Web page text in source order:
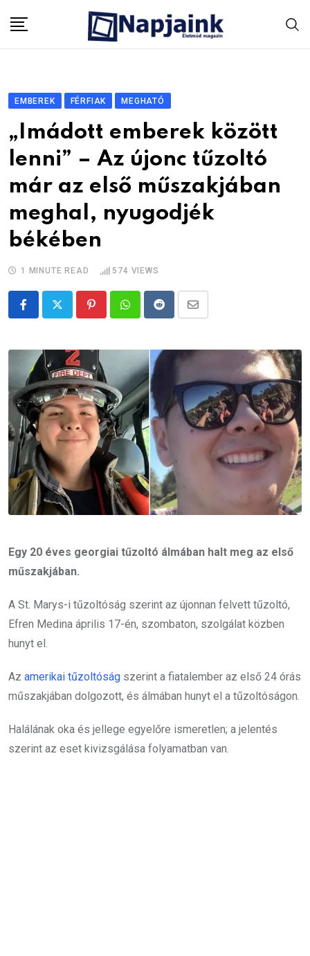
EMBEREK FÉRFIAK MEGHATÓ
„Imádott emberek között
lenni” – Az újonc tűzoltó
már az első műszakjában
meghal, nyugodjék
békében
1 MINUTE READ 574 VIEWS
PinterestWhatsappRedditShare
Email
Egy 20 éves georgiai tűzoltó álmában halt meg az első
műszakjában.
A St. Marys-i tűzoltóság szerint az újonnan felvett tűzoltó,
Efren Medina április 17-én, szombaton, szolgálat közben
hunyt el.
Az amerikai tűzoltóság szerint a fiatalember az első 24 órás
műszakjában dolgozott, és álmában hunyt el a tűzoltóságon.
Halálának oka és jellege egyelőre ismeretlen; a jelentés
szerint az eset kivizsgálása folyamatban van.